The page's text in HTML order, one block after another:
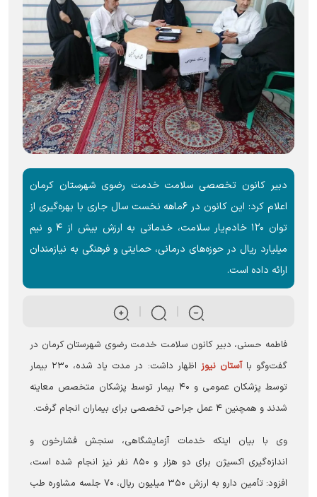
دبیر کانون تخصصی سلامت خدمت رضوی شهرستان کرمان
اعلام کرد: این کانون در ۶ماهه نخست سال جاری با بهره‌گیری از
توان ۱۲۰ خادم‌یار سلامت، خدماتی به ارزش بیش از ۴ و نیم
میلیارد ریال در حوزه‌های درمانی، حمایتی و فرهنگی به نیازمندان
ارائه داده است.
فاطمه حسنی، دبیر کانون سلامت خدمت رضوی شهرستان کرمان در
گفت‌وگو باآستان نیوز
اظهار داشت: در مدت یاد شده، ۲۳۰ بیمار
توسط پزشکان عمومی و ۴۰ بیمار توسط پزشکان متخصص معاینه
شدند و همچنین ۴ عمل جراحی تخصصی برای بیماران انجام گرفت.
وی با بیان اینکه خدمات آزمایشگاهی، سنجش فشارخون و
اندازه‌گیری اکسیژن برای دو هزار و ۸۵۰ نفر نیز انجام شده است،
افزود: تأمین دارو به ارزش ۳۵۰ میلیون ریال، ۷۰ جلسه مشاوره طب